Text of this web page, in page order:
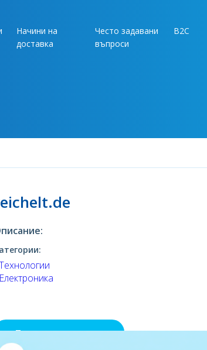
Начини на
доставка
Често задавани
въпроси
B2C
Електроника
Посетете магазина